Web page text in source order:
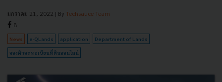
มกราคม 21, 2022 | By Techsauce Team
8
News e-QLands application Department of Lands
จองคิวจดทะเบียนที่ดินออนไลน์